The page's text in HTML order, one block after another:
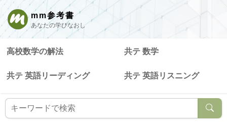
mm参考書
あなたの学びなおし
高校数学の解法 共テ 数学
共テ 英語リーディング 共テ 英語リスニング